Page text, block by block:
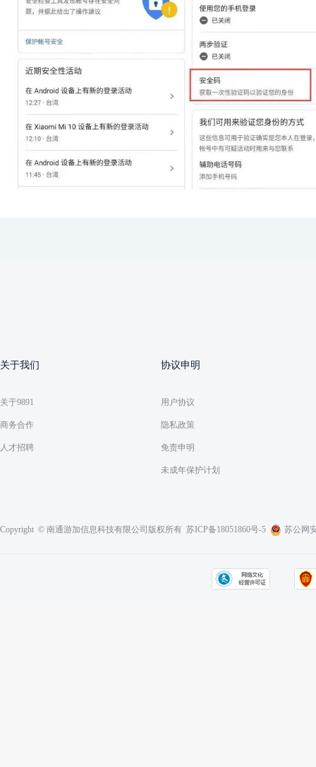
关于我们
关于9891
商务合作
人才招聘
协议申明
用户协议
隐私政策
免责申明
未成年保护计划
Copyright © 南通游加信息科技有限公司版权所有 苏ICP备18051860号-5 苏公网